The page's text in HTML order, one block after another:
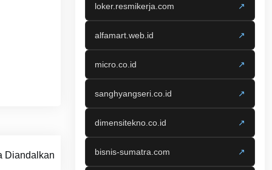
Diandalkan
loker.resmikerja.com ↗
alfamart.web.id ↗
micro.co.id ↗
sanghyangseri.co.id ↗
dimensitekno.co.id ↗
bisnis-sumatra.com ↗